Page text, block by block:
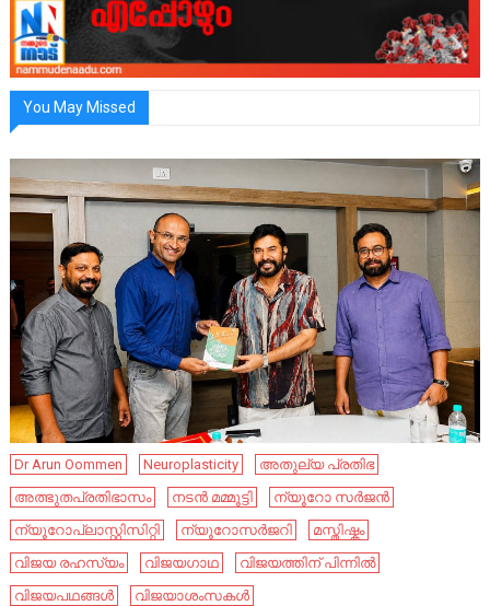
You May Missed
Dr Arun Oommen Neuroplasticity
അതുല്യ പ്രതിഭ
അത്ഭുതപ്രതിഭാസം
നടൻ മമ്മൂട്ടി
ന്യൂറോ സർജൻ
ന്യൂറോപ്ലാസ്റ്റിസിറ്റി
ന്യൂറോസർജറി
മസ്തിഷ്കം
വിജയ രഹസ്യം
വിജയഗാഥ
വിജയത്തിന് പിന്നിൽ
വിജയപഥങ്ങൾ
വിജയാശംസകൾ